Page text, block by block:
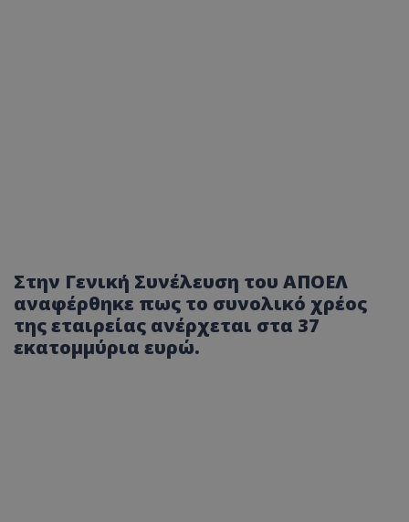
Στην Γενική Συνέλευση του ΑΠΟΕΛ
αναφέρθηκε πως το συνολικό χρέος
της εταιρείας ανέρχεται στα 37
εκατομμύρια ευρώ.